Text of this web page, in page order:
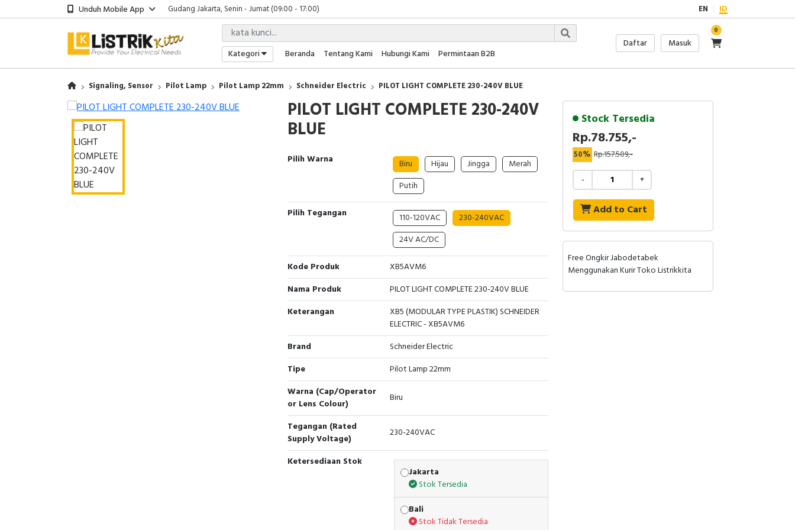
Unduh Mobile App
Gudang Jakarta, Senin - Jumat (09:00 - 17:00)
Showroom Bali, Senin - Jumat (09:00 - 17:00)
Kantor Jakarta, Senin - Jumat (08:00 - 17:00)
Gudang Jakarta, Senin - Jumat (09:00 - 17:00)
Showroom Bali, Senin - Jumat (09:00 - 17:00)
EN ID
Kategori Beranda Tentang Kami Hubungi Kami Permintaan B2B
Daftar Masuk
0
Signaling, Sensor Pilot Lamp Pilot Lamp 22mm Schneider Electric PILOT LIGHT COMPLETE 230-240V BLUE
PILOT LIGHT COMPLETE 230-240V
BLUE
Pilih Warna Biru Hijau Jingga
Merah
Putih
Pilih Tegangan
110-120VAC
230-240VAC
24V AC/DC
Kode Produk
XB5AVM6
Nama Produk
PILOT LIGHT COMPLETE 230-240V BLUE
Keterangan
XB5 (MODULAR TYPE PLASTIK) SCHNEIDER
ELECTRIC - XB5AVM6
Brand
Schneider Electric
Tipe
Pilot Lamp 22mm
Warna (Cap/Operator
or Lens Colour)
Biru
Tegangan (Rated
Supply Voltage)
230-240VAC
Ketersediaan Stok
Jakarta
Stok Tersedia
Bali
Stok Tidak Tersedia
Stock Tersedia
Rp.78.755,-
50% Rp.157.509,-
- +
Add to Cart
Free Ongkir Jabodetabek
Menggunakan Kurir Toko Listrikkita